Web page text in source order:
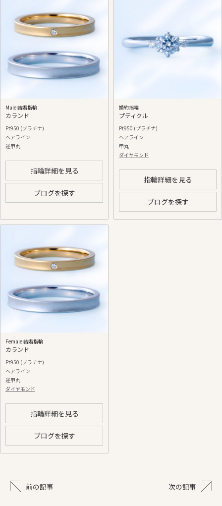
Male 結婚指輪
カランド
Pt950 (プラチナ)
ヘアライン
逆甲丸
指輪詳細を見る
ブログを探す
婚約指輪
プティクル
Pt950 (プラチナ)
ヘアライン
甲丸
ダイヤモンド
指輪詳細を見る
ブログを探す
Female 結婚指輪
カランド
Pt950 (プラチナ)
ヘアライン
逆甲丸
ダイヤモンド
指輪詳細を見る
ブログを探す
前の記事 次の記事